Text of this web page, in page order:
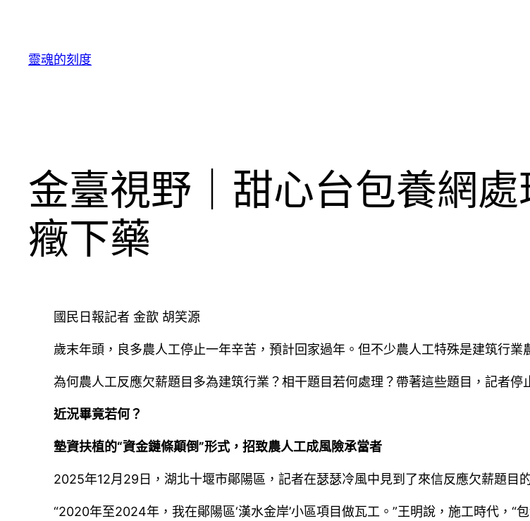
靈魂的刻度
金臺視野｜甜心台包養網
癥下藥
國民日報記者 金歆 胡笑源
歲末年頭，良多農人工停止一年辛苦，預計回家過年。但不少農人工特殊是建筑行業
為何農人工反應欠薪題目多為建筑行業？相干題目若何處理？帶著這些題目，記者停
近況畢竟若何？
墊資扶植的“資金鏈條顛倒”形式，招致農人工成風險承當者
2025年12月29日，湖北十堰市鄖陽區，記者在瑟瑟冷風中見到了來信反應欠薪題目
“2020年至2024年，我在鄖陽區‘漢水金岸’小區項目做瓦工。”王明說，施工時代，